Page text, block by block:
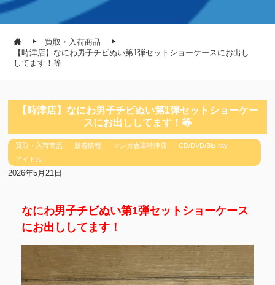
買取・入荷商品
【時津店】なにわ男子チビぬい第1弾セットショーケースにお出し
してます！等
【時津店】なにわ男子チビぬい第1弾セットショーケー
スにお出ししてます！等
買取・入荷商品 新着情報 マンガ倉庫時津店
CD/DVD/Blu-ray
アイドル
2026年5月21日
なにわ男子チビぬい第1弾セットショーケース
にお出ししてます！